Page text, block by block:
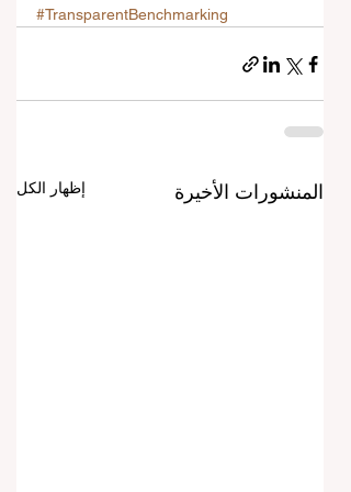
#TransparentBenchmarking
المنشورات الأخيرة إظهار الكل